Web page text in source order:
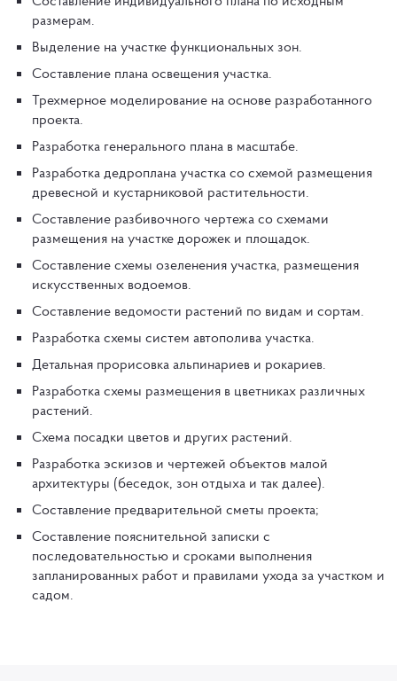
размерам.
Выделение на участке функциональных зон.
Составление плана освещения участка.
Трехмерное моделирование на основе разработанного
проекта.
Разработка генерального плана в масштабе.
Разработка дедроплана участка со схемой размещения
древесной и кустарниковой растительности.
Составление разбивочного чертежа со схемами
размещения на участке дорожек и площадок.
Составление схемы озеленения участка, размещения
искусственных водоемов.
Составление ведомости растений по видам и сортам.
Разработка схемы систем автополива участка.
Детальная прорисовка альпинариев и рокариев.
Разработка схемы размещения в цветниках различных
растений.
Схема посадки цветов и других растений.
Разработка эскизов и чертежей объектов малой
архитектуры (беседок, зон отдыха и так далее).
Составление предварительной сметы проекта;
Составление пояснительной записки с
последовательностью и сроками выполнения
запланированных работ и правилами ухода за участком и
садом.